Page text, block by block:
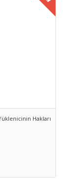
Hakları